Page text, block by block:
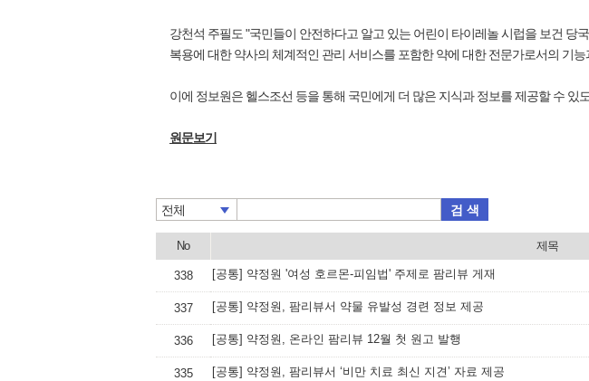
강천석 주필도 "국민들이 안전하다고 알고 있는 어린이 타이레놀 시럽을 보건
복용에 대한 약사의 체계적인 관리 서비스를 포함한 약에 대한 전문가로서의 기
이에 정보원은 헬스조선 등을 통해 국민에게 더 많은 지식과 정보를 제공할 수
원문보기
전체 검 색
No 제목
338 [공통] 약정원 '여성 호르몬-피임법' 주제로 팜리뷰 게재
337 [공통] 약정원, 팜리뷰서 약물 유발성 경련 정보 제공
336 [공통] 약정원, 온라인 팜리뷰 12월 첫 원고 발행
335 [공통] 약정원, 팜리뷰서 ‘비만 치료 최신 지견’ 자료 제공